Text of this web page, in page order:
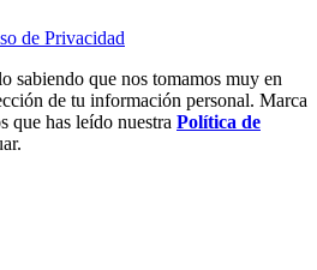
de Privacidad
sabiendo que nos tomamos muy en
de tu información personal. Marca
que has leído nuestra Política de